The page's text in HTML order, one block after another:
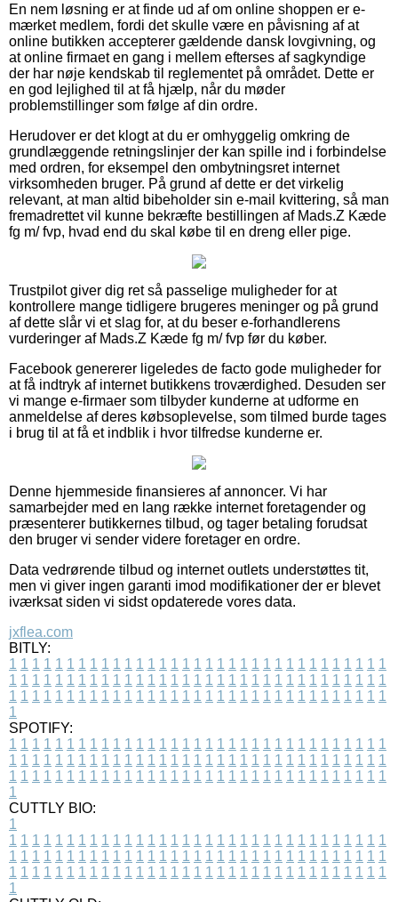
En nem løsning er at finde ud af om online shoppen er e-
mærket medlem, fordi det skulle være en påvisning af at
online butikken accepterer gældende dansk lovgivning, og
at online firmaet en gang i mellem efterses af sagkyndige
der har nøje kendskab til reglementet på området. Dette er
en god lejlighed til at få hjælp, når du møder
problemstillinger som følge af din ordre.
Herudover er det klogt at du er omhyggelig omkring de
grundlæggende retningslinjer der kan spille ind i forbindelse
med ordren, for eksempel den ombytningsret internet
virksomheden bruger. På grund af dette er det virkelig
relevant, at man altid bibeholder sin e-mail kvittering, så man
fremadrettet vil kunne bekræfte bestillingen af Mads.Z Kæde
fg m/ fvp, hvad end du skal købe til en dreng eller pige.
Trustpilot giver dig ret så passelige muligheder for at
kontrollere mange tidligere brugeres meninger og på grund
af dette slår vi et slag for, at du beser e-forhandlerens
vurderinger af Mads.Z Kæde fg m/ fvp før du køber.
Facebook genererer ligeledes de facto gode muligheder for
at få indtryk af internet butikkens troværdighed. Desuden ser
vi mange e-firmaer som tilbyder kunderne at udforme en
anmeldelse af deres købsoplevelse, som tilmed burde tages
i brug til at få et indblik i hvor tilfredse kunderne er.
Denne hjemmeside finansieres af annoncer. Vi har
samarbejder med en lang række internet foretagender og
præsenterer butikkernes tilbud, og tager betaling forudsat
den bruger vi sender videre foretager en ordre.
Data vedrørende tilbud og internet outlets understøttes tit,
men vi giver ingen garanti imod modifikationer der er blevet
iværksat siden vi sidst opdaterede vores data.
jxflea.com
BITLY:
1 1 1 1 1 1 1 1 1 1 1 1 1 1 1 1 1 1 1 1 1 1 1 1 1 1 1 1 1 1 1 1 1
1 1 1 1 1 1 1 1 1 1 1 1 1 1 1 1 1 1 1 1 1 1 1 1 1 1 1 1 1 1 1 1 1
1 1 1 1 1 1 1 1 1 1 1 1 1 1 1 1 1 1 1 1 1 1 1 1 1 1 1 1 1 1 1 1 1
1
SPOTIFY:
1 1 1 1 1 1 1 1 1 1 1 1 1 1 1 1 1 1 1 1 1 1 1 1 1 1 1 1 1 1 1 1 1
1 1 1 1 1 1 1 1 1 1 1 1 1 1 1 1 1 1 1 1 1 1 1 1 1 1 1 1 1 1 1 1 1
1 1 1 1 1 1 1 1 1 1 1 1 1 1 1 1 1 1 1 1 1 1 1 1 1 1 1 1 1 1 1 1 1
1
CUTTLY BIO:
1
1 1 1 1 1 1 1 1 1 1 1 1 1 1 1 1 1 1 1 1 1 1 1 1 1 1 1 1 1 1 1 1 1
1 1 1 1 1 1 1 1 1 1 1 1 1 1 1 1 1 1 1 1 1 1 1 1 1 1 1 1 1 1 1 1 1
1 1 1 1 1 1 1 1 1 1 1 1 1 1 1 1 1 1 1 1 1 1 1 1 1 1 1 1 1 1 1 1 1
1